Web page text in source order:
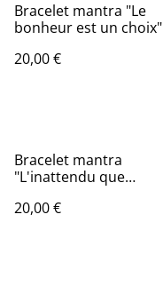
Bracelet mantra "Le
bonheur est un choix"
20,00 €
Bracelet mantra
"L'inattendu que
20,00 €